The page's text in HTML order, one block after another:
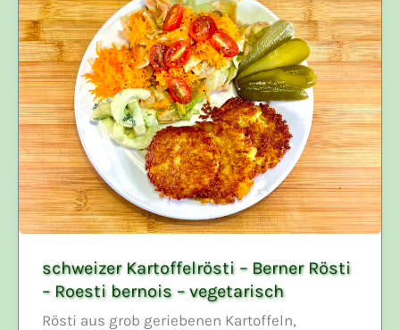
schweizer Kartoffelrösti – Berner Rösti
– Roesti bernois – vegetarisch
Rösti aus grob geriebenen Kartoffeln,